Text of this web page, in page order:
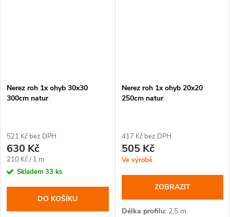
Nerez roh 1x ohyb 30x30
300cm natur
521 Kč bez DPH
630 Kč
Měrná
cena:
210 Kč / 1 m
Skladem 33 ks
DO KOŠÍKU
Nerez roh 1x ohyb 20x20
250cm natur
417 Kč bez DPH
505 Kč
Ve výrobě
ZOBRAZIT
Délka profilu2,5 m